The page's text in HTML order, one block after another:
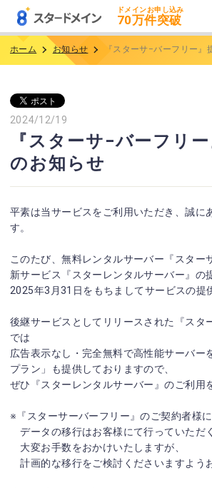
ドメインお申し込み
70万件突破
ホーム お知らせ 『スターサ−バーフリー』
2024/12/19
『スターサ−バーフリ
のお知らせ
平素は当サービスをご利用いただき、誠に
す。
このたび、無料レンタルサーバー『スター
新サービス『スターレンタルサーバー』の
2025年3月31日をもちましてサービスの提
後継サービスとしてリリースされた『スタ
では
広告表示なし・完全無料で高性能サーバー
プラン」も提供しておりますので、
ぜひ『スターレンタルサーバー』のご利用
※『スターサーバーフリー』のご契約者様に
データの移行はお客様にて行っていただ
大変お手数をおかけいたしますが、
計画的な移行をご検討くださいますよう